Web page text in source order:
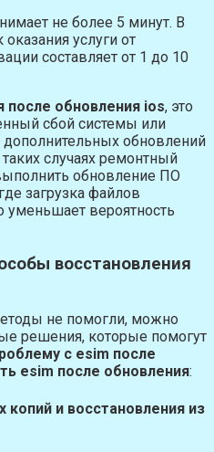
не более 5 минут. В
услуги от
составляет от 1 до 10
после обновления ios, это
сбой системы или
дополнительных обновлений
случаях ремонтный
обновление ПО
загрузка файлов
уменьшает вероятность
восстановления
не помогли, можно
решения, которые помогут
с esim после
esim после обновления:
копий и восстановления из